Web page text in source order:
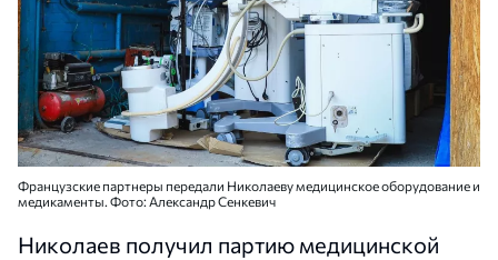
Французские партнеры передали Николаеву медицинское оборудование и
медикаменты. Фото: Александр Сенкевич
Николаев получил партию медицинской